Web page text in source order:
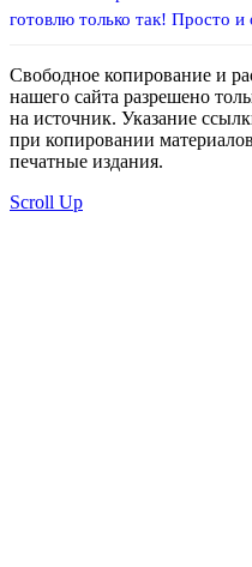
готовлю только так! Просто и
Свободное копирование и
нашего сайта разрешено
на источник. Указание
при копировании
печатные издания.
Scroll Up